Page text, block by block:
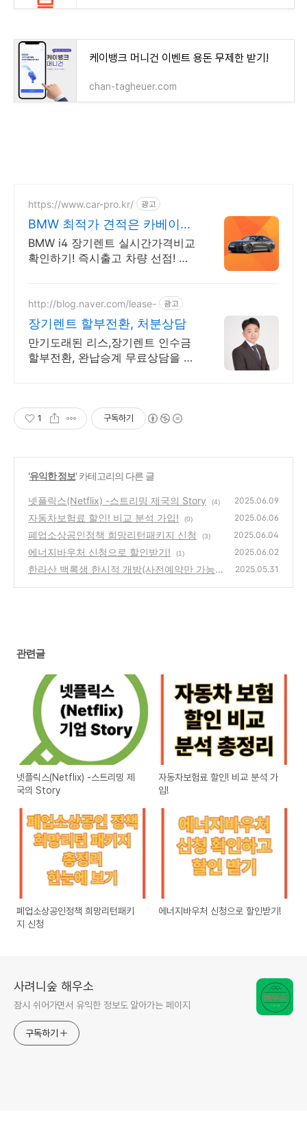
케이뱅크 머니건 이벤트 용돈 무제한 받기!
chan-tagheuer.com
https://www.car-pro.kr/ 광고
BMW 최적가 견적은 카베이
BMW 특가차량 무료견적
BMW i4 장기렌트 실시간가격비교
확인하기! 즉시출고 차량 선점! 특
빠른출고 선점하세요.
http://blog.naver.com/lease- 광고
장기렌트 할부전환, 처분상담
만기도래된 리스,장기렌트 인수금
할부전환, 완납승계 무료상담을 통
1 구독하기
'유익한 정보' 카테고리의 다른 글
넷플릭스(Netflix) -스트리밍 제국의 Story (4) 2025.06.09
자동차보험료 할인! 비교 분석 가입! (0) 2025.06.06
폐업소상공인정책 희망리턴패키지 신청 (3) 2025.06.04
에너지바우처 신청으로 할인받기! (1) 2025.06.02
한라산 백록샘 한시적 개방(사전예약만 가능!) 2025.05.31
관련글
넷플릭스(Netflix) -스트리밍 제
국의 Story
자동차보험료 할인! 비교 분석 가
입!
폐업소상공인정책 희망리턴패키
지 신청
에너지바우처 신청으로 할인받기!
사려니숲 해우소
잠시 쉬어가면서 유익한 정보도 알아가는 페이지
구독하기